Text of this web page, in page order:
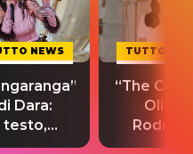
NEWS
Dara:
testo,
e
TUTTO
“The
Olivia
testo,